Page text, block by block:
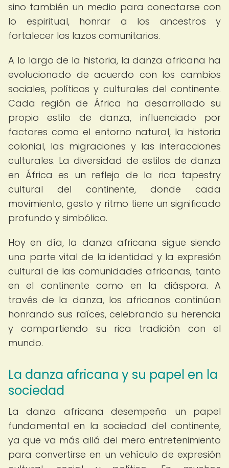
sino también un medio para conectarse con
lo espiritual, honrar a los ancestros y
fortalecer los lazos comunitarios.
A lo largo de la historia, la danza africana ha
evolucionado de acuerdo con los cambios
sociales, políticos y culturales del continente.
Cada región de África ha desarrollado su
propio estilo de danza, influenciado por
factores como el entorno natural, la historia
colonial, las migraciones y las interacciones
culturales. La diversidad de estilos de danza
en África es un reflejo de la rica tapestry
cultural del continente, donde cada
movimiento, gesto y ritmo tiene un significado
profundo y simbólico.
Hoy en día, la danza africana sigue siendo
una parte vital de la identidad y la expresión
cultural de las comunidades africanas, tanto
en el continente como en la diáspora. A
través de la danza, los africanos continúan
honrando sus raíces, celebrando su herencia
y compartiendo su rica tradición con el
mundo.
La danza africana y su papel en la
sociedad
La danza africana desempeña un papel
fundamental en la sociedad del continente,
ya que va más allá del mero entretenimiento
para convertirse en un vehículo de expresión